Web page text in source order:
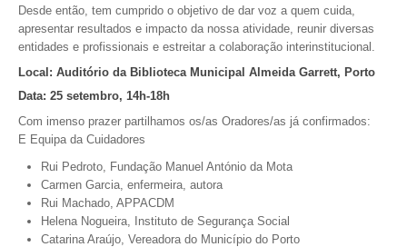
CONSTITUIÇÃO
PRESIDENTE
GRAVAÇÕES DAS REUNIÕES PÚBLICAS DO EXECUTIVO
DOCUMENTOS
ATAS E DOCUMENTOS DA ASSEMBLEIA
Desde então, tem cumprido o objetivo de dar voz a quem cuida,
apresentar resultados e impacto da nossa atividade, reunir diversas
entidades e profissionais e estreitar a colaboração interinstitucional.
Local: Auditório da Biblioteca Municipal Almeida Garrett, Porto
Data: 25 setembro, 14h-18h
Com imenso prazer partilhamos os/as Oradores/as já confirmados:
E Equipa da Cuidadores
Rui Pedroto, Fundação Manuel António da Mota
Carmen Garcia, enfermeira, autora
Rui Machado, APPACDM
Helena Nogueira, Instituto de Segurança Social
Catarina Araújo, Vereadora do Município do Porto